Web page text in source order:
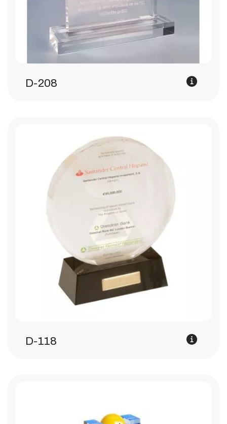
D-208
D-118